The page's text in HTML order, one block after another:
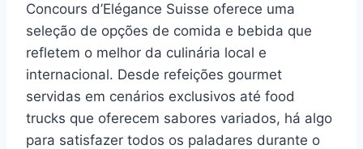
Concours d’Elégance Suisse oferece uma
seleção de opções de comida e bebida que
refletem o melhor da culinária local e
internacional. Desde refeições gourmet
servidas em cenários exclusivos até food
trucks que oferecem sabores variados, há algo
para satisfazer todos os paladares durante o